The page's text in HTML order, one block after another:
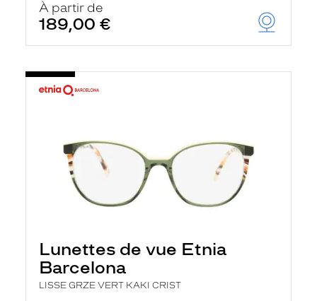
À partir de
189,00 €
Lunettes de vue Etnia
Barcelona
LISSE GRZE VERT KAKI CRIST